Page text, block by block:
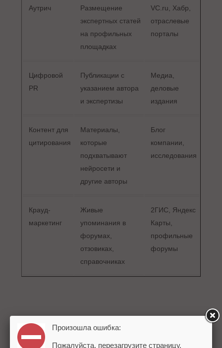
Аутрич
Размещение
экспертных статей
на профильных
площадках
VC.ru, Хабр,
отраслевые
порталы
Цифровой
PR
Публикации с
указанием автора
и экспертизы
Медиа,
деловые
издания
Контент для
цитирования
Материалы,
которые
подхватывают
нейросети и
другие авторы
Блог
компании,
исследования
Крауд-
маркетинг
Живые
упоминания в
форумах,
отзовиках,
справочниках
2ГИС, Яндекс
Карты,
профильные
форумы
Качество ссылочного профиля важнее его
объема. По моим наблюдениям, сайты,
Произошла ошибка:
Пожалуйста, перезагрузите страницу.